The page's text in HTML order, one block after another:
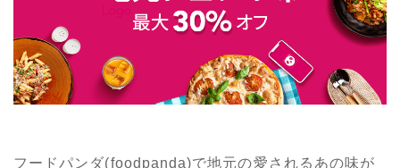
フードパンダ(foodpanda)で地元の愛されるあの味が